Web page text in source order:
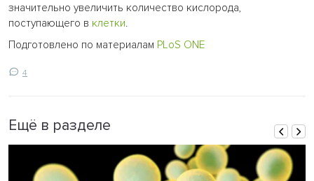
значительно увеличить количество кислорода,
поступающего в клетки.
Подготовлено по материалам PLoS ONE
4
Ещё в разделе